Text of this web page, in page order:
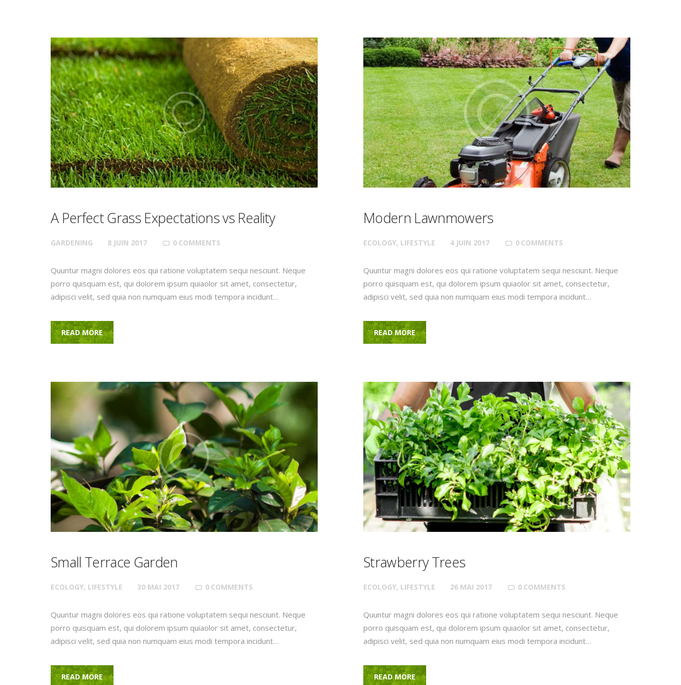
A Perfect Grass Expectations vs Reality
GARDENING 8 JUIN 2017 0 COMMENTS
Quuntur magni dolores eos qui ratione voluptatem sequi nesciunt. Neque
porro quisquam est, qui dolorem ipsum quiaolor sit amet, consectetur,
adipisci velit, sed quia non numquam eius modi tempora incidunt…
READ MORE
Modern Lawnmowers
ECOLOGY, LIFESTYLE 4 JUIN 2017 0 COMMENTS
Quuntur magni dolores eos qui ratione voluptatem sequi nesciunt. Neque
porro quisquam est, qui dolorem ipsum quiaolor sit amet, consectetur,
adipisci velit, sed quia non numquam eius modi tempora incidunt…
READ MORE
Small Terrace Garden
ECOLOGY, LIFESTYLE 30 MAI 2017 0 COMMENTS
Quuntur magni dolores eos qui ratione voluptatem sequi nesciunt. Neque
porro quisquam est, qui dolorem ipsum quiaolor sit amet, consectetur,
adipisci velit, sed quia non numquam eius modi tempora incidunt…
READ MORE
Strawberry Trees
ECOLOGY, LIFESTYLE 26 MAI 2017 0 COMMENTS
Quuntur magni dolores eos qui ratione voluptatem sequi nesciunt. Neque
porro quisquam est, qui dolorem ipsum quiaolor sit amet, consectetur,
adipisci velit, sed quia non numquam eius modi tempora incidunt…
READ MORE